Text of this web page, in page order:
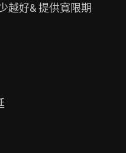
越好& 提供寬限期